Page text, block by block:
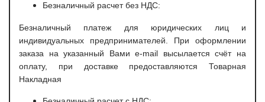
Безналичный расчет без НДС:
Безналичный платеж для юридических лиц и
индивидуальных предпринимателей. При оформлении
заказа на указанный Вами e-mail высылается счёт на
оплату, при доставке предоставляются Товарная
Накладная